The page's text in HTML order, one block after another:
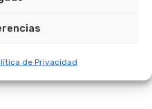
de Privacidad